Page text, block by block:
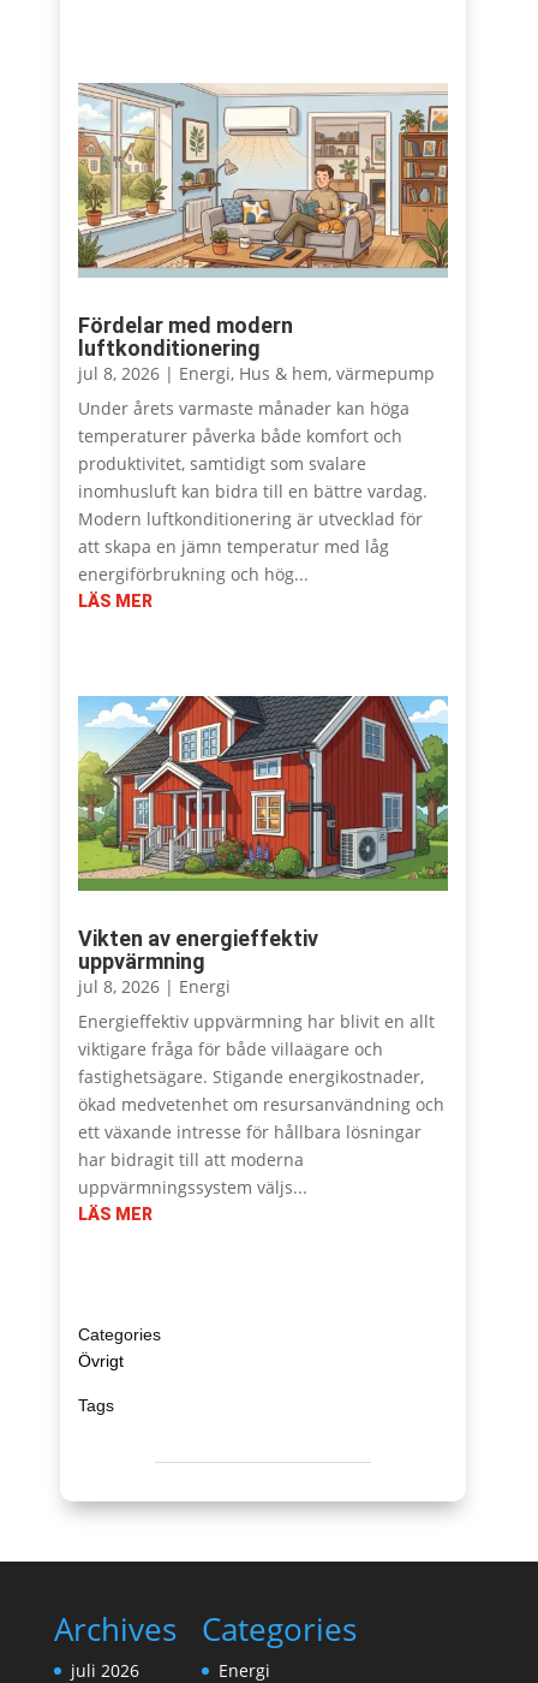
Fördelar med modern
luftkonditionering
jul 8, 2026| Energi, Hus & hem, värmepump
Under årets varmaste månader kan höga
temperaturer påverka både komfort och
produktivitet, samtidigt som svalare
inomhusluft kan bidra till en bättre vardag.
Modern luftkonditionering är utvecklad för
att skapa en jämn temperatur med låg
energiförbrukning och hög...
LÄS MER
Vikten av energieffektiv
uppvärmning
jul 8, 2026| Energi
Energieffektiv uppvärmning har blivit en allt
viktigare fråga för både villaägare och
fastighetsägare. Stigande energikostnader,
ökad medvetenhet om resursanvändning och
ett växande intresse för hållbara lösningar
har bidragit till att moderna
uppvärmningssystem väljs...
LÄS MER
Övrigt
Archives
juli 2026
Categories
Energi